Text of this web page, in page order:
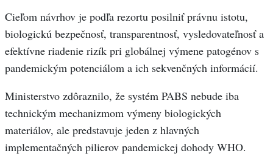
Cieľom návrhov je podľa rezortu posilniť právnu istotu,
biologickú bezpečnosť, transparentnosť, vysledovateľnosť a
efektívne riadenie rizík pri globálnej výmene patogénov s
pandemickým potenciálom a ich sekvenčných informácií.
Ministerstvo zdôraznilo, že systém PABS nebude iba
technickým mechanizmom výmeny biologických
materiálov, ale predstavuje jeden z hlavných
implementačných pilierov pandemickej dohody WHO.